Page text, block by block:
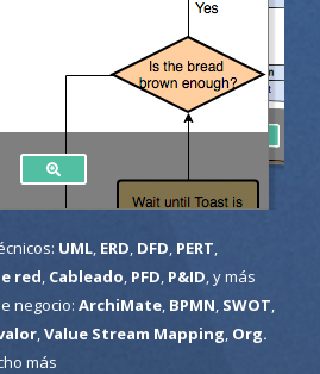
UML, ERD DFD PERT
red Cableado PFD P&ID , y más
negocio: ArchiMate, BPMN SWOT
, Value Stream Mapping Org.
más